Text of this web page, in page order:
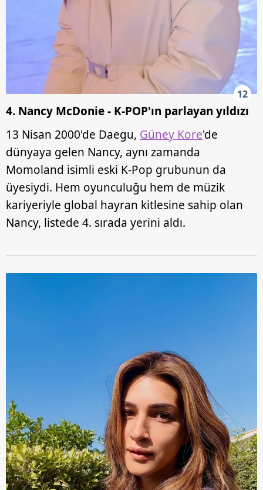
12
4. Nancy McDonie - K-POP'ın parlayan yıldızı
13 Nisan 2000'de Daegu, Güney Kore'de
dünyaya gelen Nancy, aynı zamanda
Momoland isimli eski K-Pop grubunun da
üyesiydi. Hem oyunculuğu hem de müzik
kariyeriyle global hayran kitlesine sahip olan
Nancy, listede 4. sırada yerini aldı.